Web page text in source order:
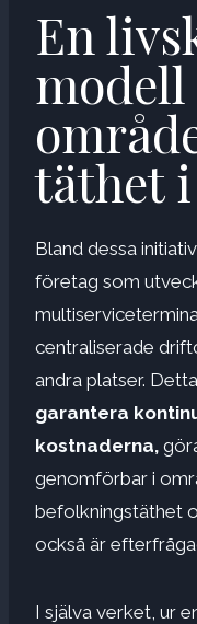
En
täthet
Bland dessa
företag som
centraliserade
andra platser.
garantera
kostnaderna,
genomförbar i
befolkningstäthet
också är
I själva verket, ur